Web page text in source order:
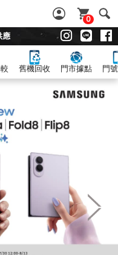
0
應
舊機回收 門市據點 門